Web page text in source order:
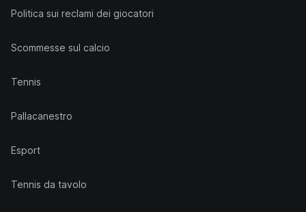
Politica sui reclami dei giocatori
Scommesse sul calcio
Tennis
Pallacanestro
Esport
Tennis da tavolo